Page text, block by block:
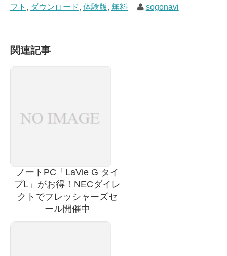
フト , ダウンロード, 体験版, 無料 sogonavi
関連記事
ノートPC「LaVie G タイ
プL」がお得！NECダイレ
クトでフレッシャーズセ
ール開催中